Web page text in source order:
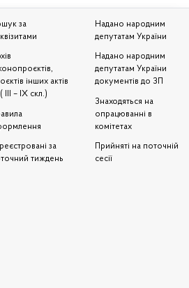
за
інших актів
III – IX скл.)
за
тиждень
Надано народним
депутатам України
Надано народним
депутатам України
документів до ЗП
Знаходяться на
опрацюванні в
комітетах
Прийняті на поточній
сесії